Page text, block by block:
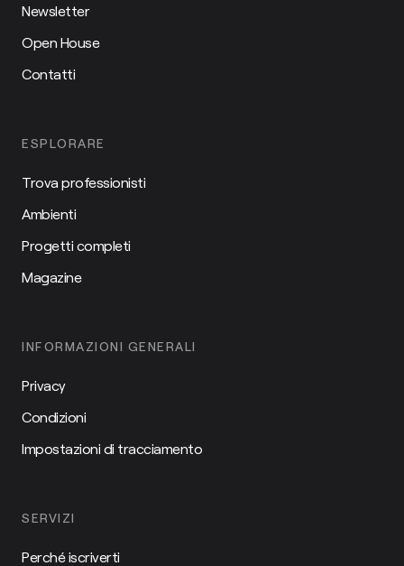
Newsletter
Open House
Contatti
ESPLORARE
Trova professionisti
Ambienti
Progetti completi
Magazine
INFORMAZIONI GENERALI
Privacy
Condizioni
Impostazioni di tracciamento
SERVIZI
Perché iscriverti